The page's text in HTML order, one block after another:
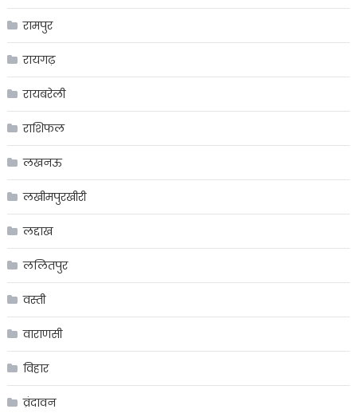
रामपुर
रायगढ़
रायबरेली
राशिफल
लखनऊ
लखीमपुरखीरी
लद्दाख
ललितपुर
वस्ती
वाराणसी
विहार
व्रंदावन